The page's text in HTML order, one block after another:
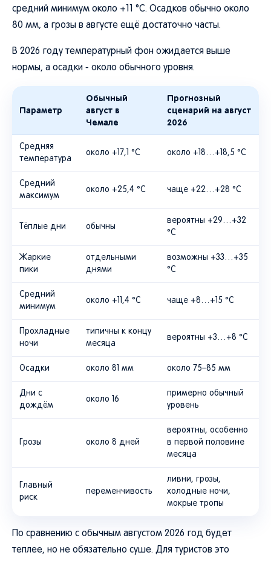
средний минимум около +11 °C. Осадков обычно около
80 мм, а грозы в августе ещё достаточно часты.
В 2026 году температурный фон ожидается выше
нормы, а осадки - около обычного уровня.
Параметр
Обычный
август в
Чемале
Прогнозный
сценарий на август
2026
Средняя
температура
около +17,1 °C около +18…+18,5 °C
Средний
максимум
около +25,4 °C чаще +22…+28 °C
Тёплые дни обычны
вероятны +29…+32
°C
Жаркие
пики
отдельными
днями
возможны +33…+35
°C
Средний
минимум
около +11,4 °C чаще +8…+15 °C
Прохладные
ночи
типичны к концу
месяца
вероятны +3…+8 °C
Осадки около 81 мм около 75–85 мм
Дни с
дождём
около 16
примерно обычный
уровень
Грозы около 8 дней
вероятны, особенно
в первой половине
месяца
Главный
риск
переменчивость
ливни, грозы,
холодные ночи,
мокрые тропы
По сравнению с обычным августом 2026 год будет
теплее, но не обязательно суше. Для туристов это